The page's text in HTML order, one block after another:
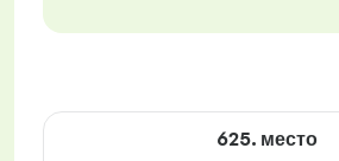
625. место